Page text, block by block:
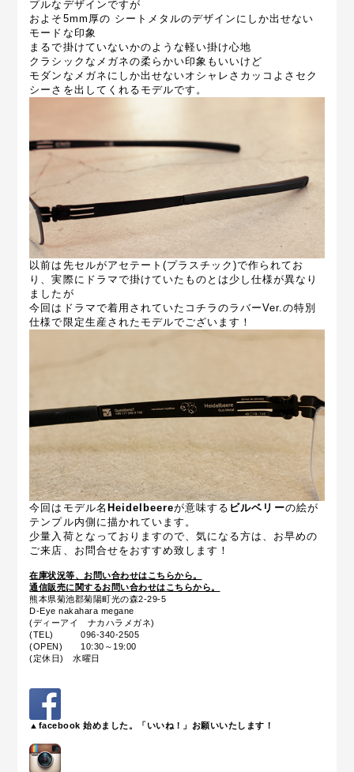
プルなデザインですが
およそ5mm厚の シートメタルのデザインにしか出せない
モードな印象
まるで掛けていないかのような軽い掛け心地
クラシックなメガネの柔らかい印象もいいけど
モダンなメガネにしか出せないオシャレさカッコよさセク
シーさを出してくれるモデルです。
以前は先セルがアセテート(プラスチック)で作られてお
り、実際にドラマで掛けていたものとは少し仕様が異なり
ましたが
今回はドラマで着用されていたコチラのラバーVer.の特別
仕様で限定生産されたモデルでございます！
今回は モデル名 Heidelbeereが意味する ビルベリーの絵が
テンプル内側に描かれています。
少量入荷となっておりますので、気になる方は、お早めの
ご来店、お問合せをおすすめ致します！
在庫状況等、お問い合わせはこちらから。
通信販売に関するお問い合わせはこちらから。
熊本県菊池郡菊陽町光の森2-29-5
D-Eye nakahara megane
(ディーアイ ナカハラメガネ)
(TEL) 096-340-2505
(OPEN) 10:30～19:00
(定休日) 水曜日
▲facebook 始めました。「いいね！」お願いいたします！